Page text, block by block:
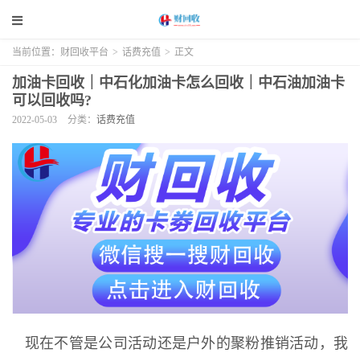
当前位置： 财回收平台 > 话费充值 > 正文
加油卡回收｜中石化加油卡怎么回收｜中石油加油卡
可以回收吗?
2022-05-03 分类： 话费充值
现在不管是公司活动还是户外的聚粉推销活动，我